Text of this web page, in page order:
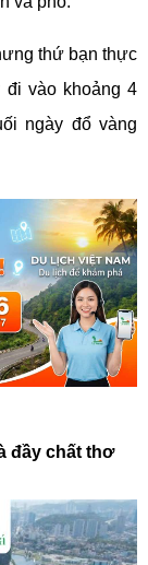
thứ bạn thực
đi vào khoảng 4
ngày đổ vàng
đầy chất thơ